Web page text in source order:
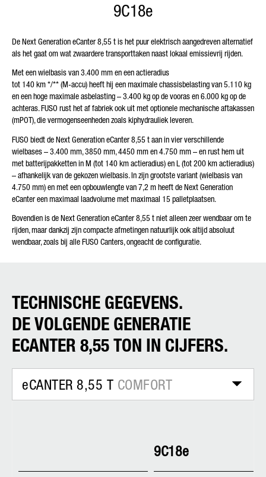
9C18e
De Next Generation eCanter 8,55 t is het puur elektrisch aangedreven alternatief
als het gaat om wat zwaardere transporttaken naast lokaal emissievrij rijden.
Met een wielbasis van 3.400 mm en een actieradius
tot 140 km */** (M-accu) heeft hij een maximale chassisbelasting van 5.110 kg
en een hoge maximale asbelasting – 3.400 kg op de vooras en 6.000 kg op de
achteras. FUSO rust het af fabriek ook uit met optionele mechanische aftakassen
(mPOT), die vermogenseenheden zoals kiphydrauliek leveren.
FUSO biedt de Next Generation eCanter 8,55 t aan in vier verschillende
wielbases – 3.400 mm, 3850 mm, 4450 mm en 4.750 mm – en rust hem uit
met batterijpakketten in M (tot 140 km actieradius) en L (tot 200 km actieradius)
– afhankelijk van de gekozen wielbasis. In zijn grootste variant (wielbasis van
4.750 mm) en met een opbouwlengte van 7,2 m heeft de Next Generation
eCanter een maximaal laadvolume met maximaal 15 palletplaatsen.
Bovendien is de Next Generation eCanter 8,55 t niet alleen zeer wendbaar om te
rijden, maar dankzij zijn compacte afmetingen natuurlijk ook altijd absoluut
wendbaar, zoals bij alle FUSO Canters, ongeacht de configuratie.
TECHNISCHE GEGEVENS.
DE VOLGENDE GENERATIE
ECANTER 8,55 TON IN CIJFERS.
eCANTER 8,55 T COMFORT
9C18e